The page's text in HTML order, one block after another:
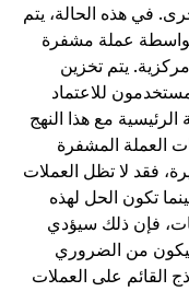
هذه الحالة، يتم
عملة مشفرة
يتم تخزين
للاعتماد
مع هذا النهج
المشفرة
لا تظل العملات
الحل لهذه
فإن ذلك سيؤدي
من الضروري
على العملات